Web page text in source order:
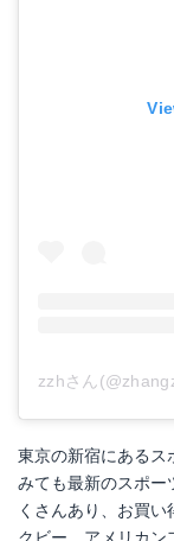
zzhさん
東京の新宿にあるス
みても最新のスポー
くさんあり、お買